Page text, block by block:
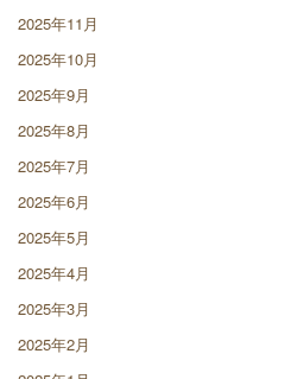
2025年11月
2025年10月
2025年9月
2025年8月
2025年7月
2025年6月
2025年5月
2025年4月
2025年3月
2025年2月